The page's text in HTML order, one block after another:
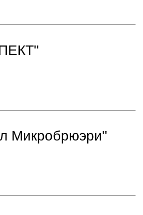
Микробрюэри"